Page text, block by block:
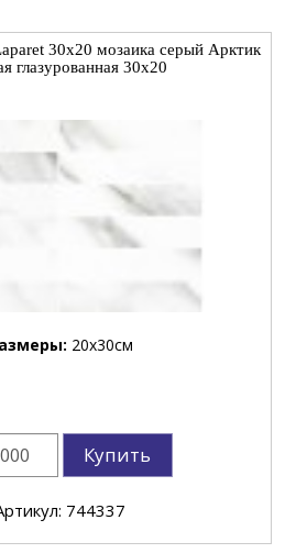
30x20 мозаика серый Арктик
глазурованная 30x20
20x30см
Купить
744337